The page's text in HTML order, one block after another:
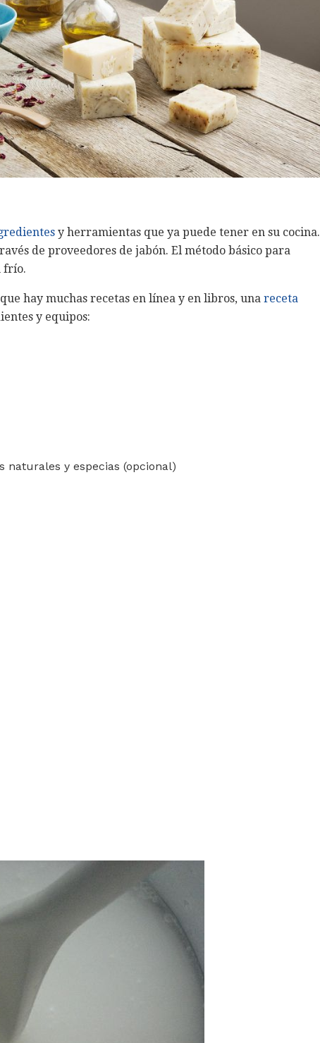
y herramientas que ya puede tener en su cocina.
de proveedores de jabón. El método básico para
frío.
hay muchas recetas en línea y en libros, una receta
y equipos:
naturales y especias (opcional)